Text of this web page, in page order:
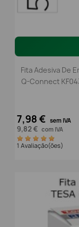
Fita Adesiva De
Q-Connect
7,98 € sem IVA
9,82 € com IVA
1 Avaliação(ões)